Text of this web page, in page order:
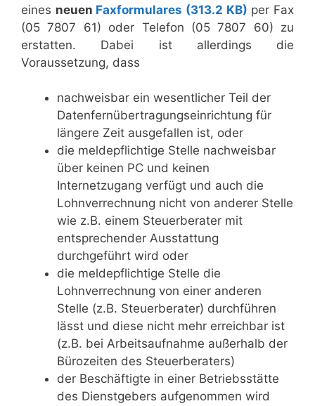
eines neuen Faxformulares (313.2 KB) per Fax
(05 7807 61) oder Telefon (05 7807 60) zu
erstatten. Dabei ist allerdings die
Voraussetzung, dass
nachweisbar ein wesentlicher Teil der
Datenfernübertragungseinrichtung für
längere Zeit ausgefallen ist, oder
die meldepflichtige Stelle nachweisbar
über keinen PC und keinen
Internetzugang verfügt und auch die
Lohnverrechnung nicht von anderer Stelle
wie z.B. einem Steuerberater mit
entsprechender Ausstattung
durchgeführt wird oder
die meldepflichtige Stelle die
Lohnverrechnung von einer anderen
Stelle (z.B. Steuerberater) durchführen
lässt und diese nicht mehr erreichbar ist
(z.B. bei Arbeitsaufnahme außerhalb der
Bürozeiten des Steuerberaters)
der Beschäftigte in einer Betriebsstätte
des Dienstgebers aufgenommen wird